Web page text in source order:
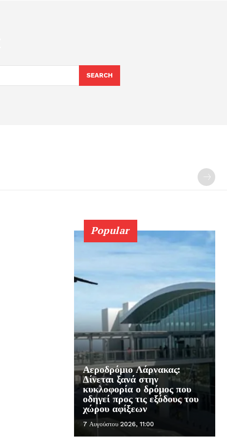
SEARCH
Popular
Αεροδρόμιο Λάρνακας:
Δίνεται ξανά στην
κυκλοφορία ο δρόμος που
οδηγεί προς τις εξόδους του
χώρου αφίξεων
7 Αυγούστου 2026, 11:00